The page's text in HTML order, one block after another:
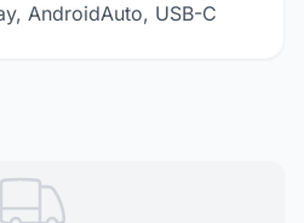
AndroidAuto, USB-C